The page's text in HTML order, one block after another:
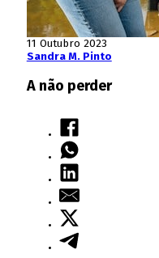
11 Outubro 2023
Sandra M. Pinto
A não perder